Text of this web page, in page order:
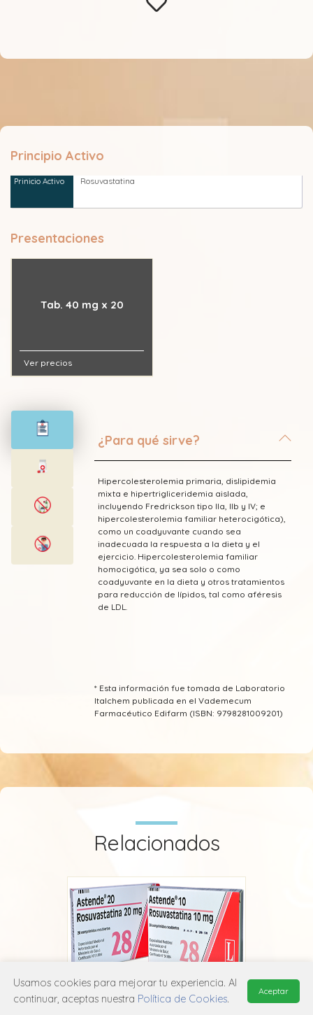
Principio Activo
Rosuvastatina
Presentaciones
Tab. 40 mg x 20
Ver precios
¿Para qué sirve?
Hipercolesterolemia primaria, dislipidemia
mixta e hipertrigliceridemia aislada,
incluyendo Fredrickson tipo IIa, IIb y IV; e
hipercolesterolemia familiar heterocigótica),
como un coadyuvante cuando sea
inadecuada la respuesta a la dieta y el
ejercicio. Hipercolesterolemia familiar
homocigótica, ya sea solo o como
coadyuvante en la dieta y otros tratamientos
para reducción de lípidos, tal como aféresis
de LDL.
* Esta información fue tomada de Laboratorio
Italchem publicada en el Vademecum
Farmacéutico Edifarm (ISBN: 9798281009201)
Relacionados
Astende
Usamos cookies para mejorar tu experiencia. Al
continuar, aceptas nuestra Política de Cookies.
Aceptar